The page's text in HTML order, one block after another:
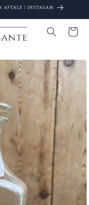
AFTALE | INSTAGAM